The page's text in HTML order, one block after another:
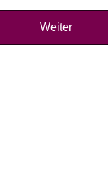
Weiter